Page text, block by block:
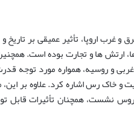
و غرب اروپا، تأثیر عمیقی بر
ها و تجارت بوده است.
غربی و روسیه، همواره مورد توجه
و خاک رس اشاره کرد. علاوه بر
خاک بلاروس نشست، همچنان تأثیرات